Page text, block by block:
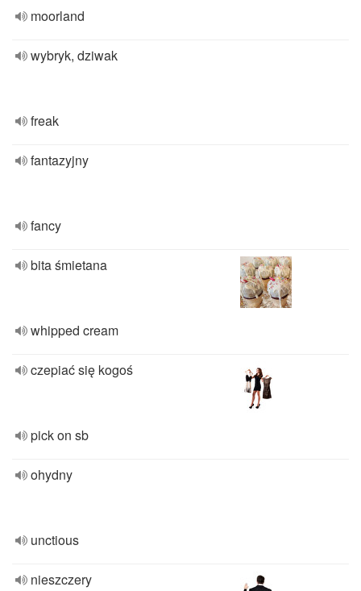
moorland
wybryk, dziwak
freak
fantazyjny
fancy
bita śmietana
whipped cream
czepiać się kogoś
pick on sb
ohydny
unctious
nieszczery